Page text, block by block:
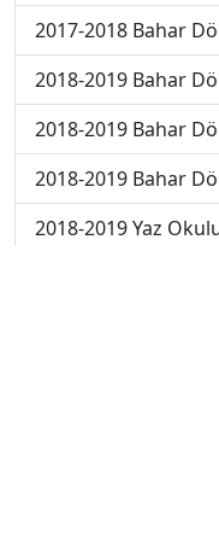
2017-2018 Bahar
2018-2019 Bahar
2018-2019 Bahar
2018-2019 Bahar
2018-2019 Yaz